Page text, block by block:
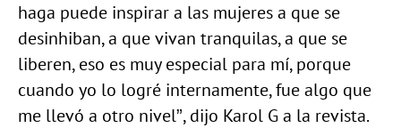
haga puede inspirar a las mujeres a que se
desinhiban, a que vivan tranquilas, a que se
liberen, eso es muy especial para mí, porque
cuando yo lo logré internamente, fue algo que
me llevó a otro nivel”, dijo Karol G a la revista.